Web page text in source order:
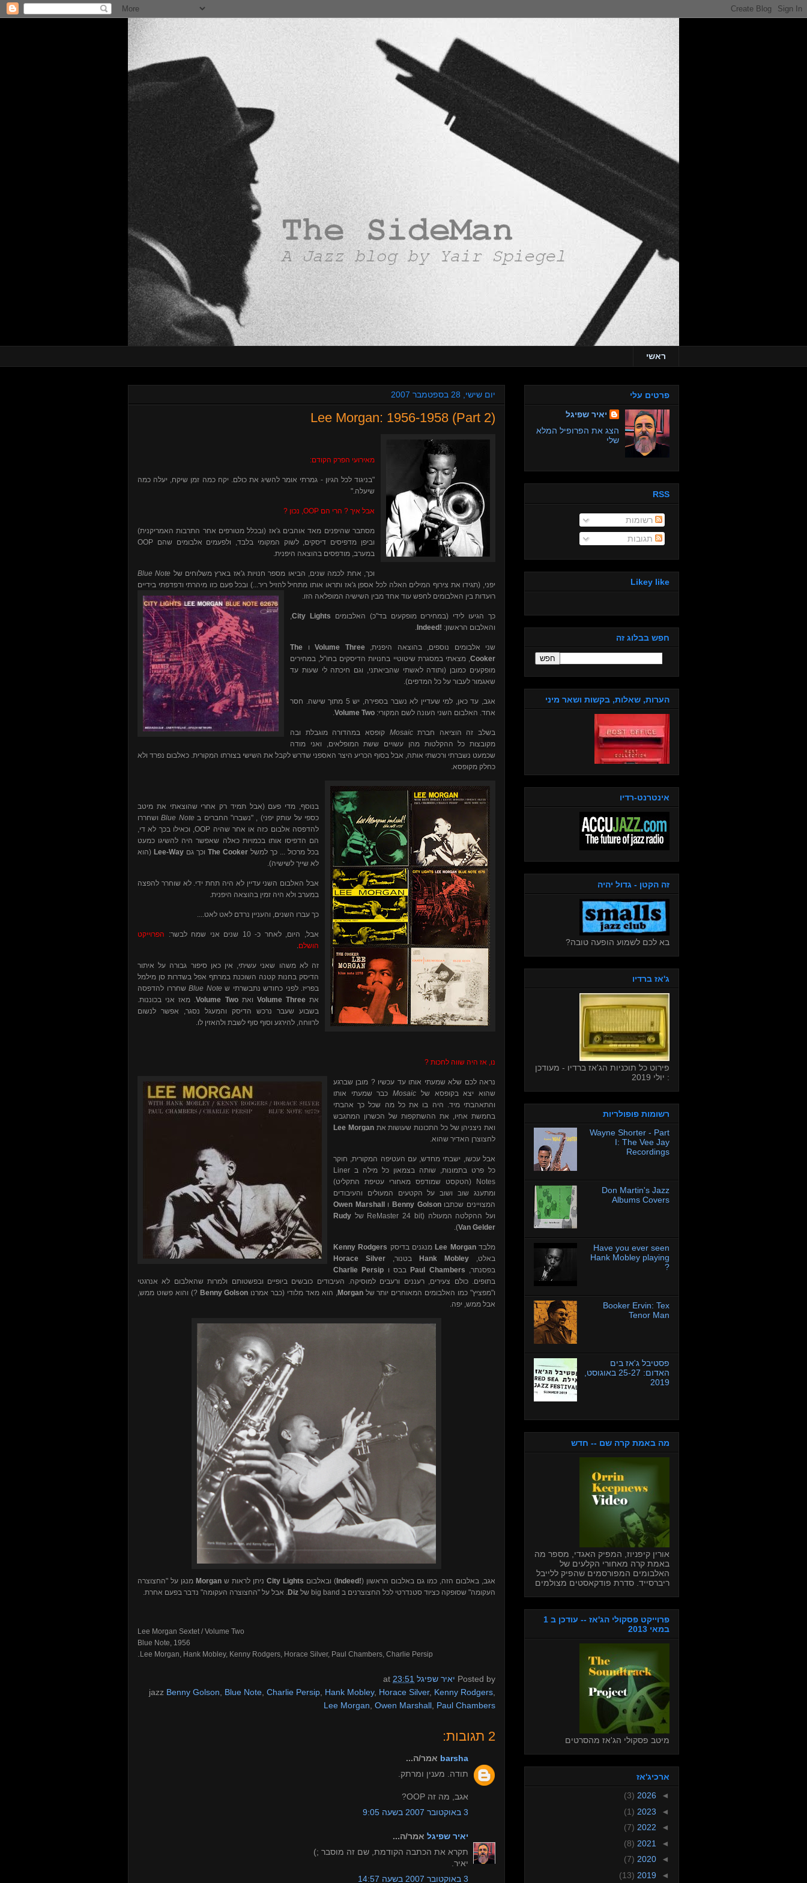
ראשי
יום שישי, 28 בספטמבר 2007
Lee Morgan: 1956-1958 (Part 2)
מאירועי הפרק הקודם:
"בניגוד לכל הגיון - גמרתי אומר להשיג את כולם. יקח כמה זמן שיקח, יעלה כמה
שיעלה."
אבל איך ? הרי הם OOP , נכון ?
מסתבר שהיפנים מאד אוהבים ג'אז (ובכלל מטורפים אחר התרבות האמריקנית)
וביפן מדפיסים דיסקים, לשוק המקומי בלבד, ולפעמים אלבומים שהם OOP
במערב, מודפסים בהוצאה היפנית.
וכך, אחת לכמה שנים, הביאו מספר חנויות ג'אז בארץ משלוחים של Blue Note
יפני, (תגידו את צירוף המילים האלה לכל אספן ג'אז ותראו אותו מתחיל להזיל ריר...) ובכל פעם כזו מיהרתי ודפדפתי בידיים
רועדות בין האלבומים לחפש עוד אחד מבין השישיה המופלאה הזו.
כך הגיעו לידי (במחירים מופקעים בד"כ) האלבומים City Lights
והאלבום הראשון: Indeed!
שני אלבומים נוספים, בהוצאה היפנית,Volume Three ו The
Cooker , מצאתי במסגרת שיטוטיי בחנויות הדיסקים בחו"ל, במחירים
מופקעים כמובן (ותודה לאשתי שהביאתני, וגם חיכתה לי שעות עד
שאגמור לעבור על כל המדפים).
אגב, עד כאן, למי שעדיין לא נשבר בספירה, יש 5 מתוך שישה. חסר
אחד. האלבום השני העונה לשם המקורי: Volume Two
בשלב זה הוציאה חברתMosaic קופסא במהדורה מוגבלת ובה
מקובצות כל ההקלטות מהן עשויים ששת המופלאים, ואני מודה
שכמעט נשברתי ורכשתי אותה, אבל בסוף הכריע היצר האספני שדרש לקבל את השישי בצורתו המקורית. כאלבום נפרד ולא
כחלק מקופסא.
בנוסף, מדי פעם (אבל תמיד רק אחרי שהוצאתי את מיטב
כספי על עותק יפני) , "נשברו" החברים בBlue Noteושחררו
להדפסה אלבום כזה או אחר שהיה OOP, וכאילו בכך לא די,
הם הדפיסו אותו בכמויות כאלה שאפשר היה להשיגו כמעט
בכל מרכול ... כך למשל The Cooker וכך גם Lee-Way (הוא
לא שייך לשישיה).
אבל האלבום השני עדיין לא היה תחת ידי. לא שוחרר להפצה
במערב ולא היה זמין בהוצאה היפנית.
כך עברו השנים, והעניין נרדם לאט לאט....
אבל, היום, לאחר כ- 10 שנים אני שמח לבשר:
הפרוייקט
הושלם
זה לא משהו שאני עשיתי, אין כאן סיפור גבורה על איתור
הדיסק בחנות קטנה השוכנת במרתף אפל בשדרות סן מילמל
בפריז. לפני כחודש נתבשרתי שBlue Note שחררו להדפסה
אתVolume Three ואתVolume Two. מאז אני בכוננות.
בשבוע שעבר נרכש הדיסק והמעגל נסגר, אפשר לנשום
לרווחה, להירגע וסוף סוף לשבת ולהאזין לו.
נו, אז היה שווה לחכות ?
נראה לכם שלא שמעתי אותו עד עכשיו ? מובן שברגע
שהוא יצא בקופסא של Mosaicכבר שמעתי אותו
והתאהבתי מיד. היה בו את כל מה שכל כך אהבתי
בחמשת אחיו, את ההשתקפות של הכשרון המתגבש
ואת ניצניהן של כל התכונות שעושות אתLee Morgan
לחצוצרן האדיר שהוא.
אבל עכשו, ישבתי מחדש, עם העטיפה המקורית, חוקר
כל פרט בתמונות, שותה בצמאון כל מילה ב Liner
Notes (הטקסט שמודפס מאחורי עטיפת התקליט)
ומתענג שוב ושוב על הקטעים המעולים והעיבודים
המצויינים שכתבוBenny GolsonוOwen Marshall
ועל ההקלטה המעולה (ReMaster 24 bit של Rudy
Van Gelder
).
מלבדLee Morganמנגנים בדיסק Kenny Rodgers
באלט, Hank Mobley בטנור, Horace Silver
בפסנתר, Paul Chambersבבס ו Charlie Persip
בתופים. כולם צעירים, רעננים ורעבים למוסיקה. העיבודים כובשים ביופיים ובפשטותם ולמרות שהאלבום לא אנרגטי
ו"מפציץ" כמו האלבומים המאוחרים יותר שלMorgan , הוא מאד מלודי (כבר אמרנו Benny Golson ?) והוא פשוט ממש,
אבל ממש, יפה.
אגב, באלבום הזה, כמו גם באלבום הראשון (Indeed!) ובאלבום City Lights ניתן לראות ש Morgan מנגן על "החצוצרה
העקומה" שסופקה כציוד סטנדרטי לכל החצוצרנים ב big band של Diz . אבל על "החצוצרה העקומה" נדבר בפעם אחרת.
Lee Morgan Sextet / Volume Two
Blue Note, 1956
Lee Morgan, Hank Mobley, Kenny Rodgers, Horace Silver, Paul Chambers, Charlie Persip
Posted by יאיר שפיגל at 23:51
jazz Benny Golson Blue Note Charlie Persip Hank Mobley, Horace Silver, Kenny Rodgers
Lee Morgan Owen Marshall Paul Chambers
2 תגובות:
barsha אמר/ה...
תודה. מענין ומרתק.
אגב, מה זה OOP?
3 באוקטובר 2007 בשעה 9:05
יאיר שפיגל אמר/ה...
תקרא את הכתבה הקודמת, שם זה מוסבר ;)
יאיר.
3 באוקטובר 2007 בשעה 14:57
פרטים עלי
יאיר שפיגל
הצג את הפרופיל המלא
שלי
RSS
רשומות
תגובות
Likey like
חפש בבלוג זה
הערות, שאלות, בקשות ושאר מיני
אינטרנט-רדיו
זה הקטן - גדול יהיה
בא לכם לשמוע הופעה טובה?
ג'אז ברדיו
פירוט כל תוכניות הג'אז ברדיו - מעודכן
: יולי 2019
רשומות פופולריות
Wayne Shorter - Part
I: The Vee Jay
Recordings
Don Martin's Jazz
Albums Covers
Have you ever seen
Hank Mobley playing
?
Booker Ervin: Tex
Tenor Man
פסטיבל ג'אז בים
האדום: 25-27 באוגוסט,
2019
מה באמת קרה שם -- חדש
אורין קיפניוז, המפיק האגדי, מספר מה
באמת קרה מאחורי הקלעים של
האלבומים המפורסמים שהפיק ללייבל
ריברסייד. סדרת פודקאסטים מצולמים
פרוייקט פסקולי הג'אז -- עודכן ב 1
במאי 2013
מיטב פסקולי הג'אז מהסרטים
ארכיג'אז
◄
2026
(3)
◄
2023
(1)
◄
2022
(7)
◄
2021
(8)
◄
2020
(7)
◄
2019
(13)